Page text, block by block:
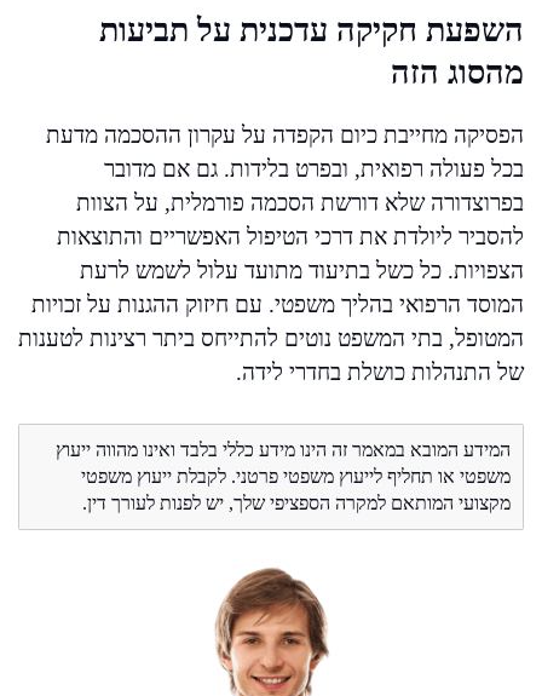
השפעת חקיקה עדכנית על תביעות
מהסוג הזה
הפסיקה מחייבת כיום הקפדה על עקרון ההסכמה מדעת
בכל פעולה רפואית, ובפרט בלידות. גם אם מדובר
בפרוצדורה שלא דורשת הסכמה פורמלית, על הצוות
להסביר ליולדת את דרכי הטיפול האפשריים והתוצאות
הצפויות. כל כשל בתיעוד מתועד עלול לשמש לרעת
המוסד הרפואי בהליך משפטי. עם חיזוק ההגנות על זכויות
המטופל, בתי המשפט נוטים להתייחס ביתר רצינות לטענות
של התנהלות כושלת בחדרי לידה.
המידע המובא במאמר זה הינו מידע כללי בלבד ואינו מהווה ייעוץ
משפטי או תחליף לייעוץ משפטי פרטני. לקבלת ייעוץ משפטי
מקצועי המותאם למקרה הספציפי שלך, יש לפנות לעורך דין.